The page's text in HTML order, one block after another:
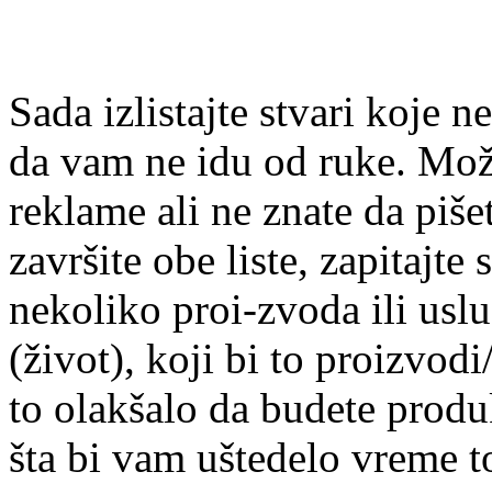
Sada izlistajte stvari koje
da vam ne idu od ruke.
reklame ali ne znate da
završite obe liste, zapitajte
nekoliko proi-zvoda ili
(život), koji bi to
to olakšalo da budete
šta bi vam uštedelo vreme